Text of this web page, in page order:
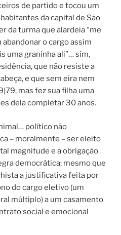
de partido e tocou um
da capital de São
da turma que alardeia “me
o cargo assim
uma graninha ali”… sim,
que não resiste a
e que sem eira nem
mas fez sua filha uma
dela completar 30 anos.
político não
– moralmente – ser eleito
magnitude e a obrigação
democrática; mesmo que
a justificativa feita por
do cargo eletivo (um
múltiplo) a um casamento
social e emocional